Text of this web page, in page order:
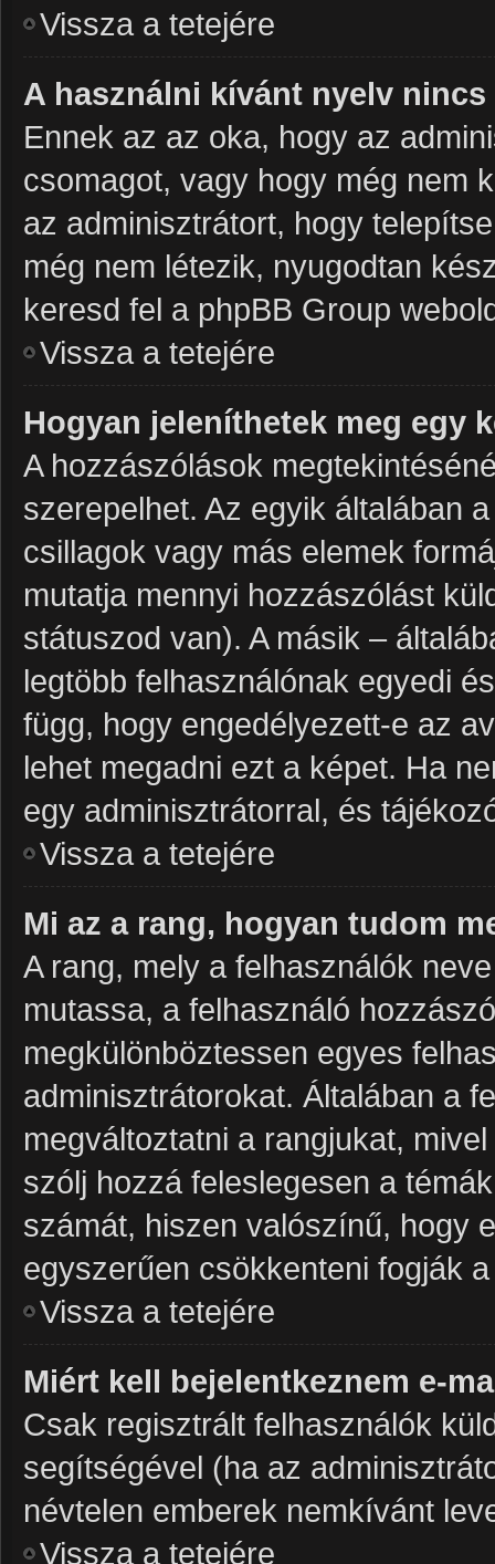
Vissza a tetejére
A használni kívánt nyelv
Ennek az az oka, hogy az
csomagot, vagy hogy még nem
az adminisztrátort, hogy
még nem létezik, nyugodtan
keresd fel a phpBB Group
Vissza a tetejére
Hogyan jeleníthetek meg egy
A hozzászólások
szerepelhet. Az egyik általában
csillagok vagy más elemek
mutatja mennyi hozzászólást
státuszod van). A másik –
legtöbb felhasználónak egyedi
függ, hogy engedélyezett-e az
lehet megadni ezt a képet. Ha
egy adminisztrátorral, és
Vissza a tetejére
Mi az a rang, hogyan tudom
A rang, mely a felhasználók
mutassa, a felhasználó
megkülönböztessen egyes
adminisztrátorokat. Általában a
megváltoztatni a rangjukat,
szólj hozzá feleslegesen a
számát, hiszen valószínű, hogy
egyszerűen csökkenteni fogják
Vissza a tetejére
Miért kell bejelentkeznem e-
Csak regisztrált felhasználók
segítségével (ha az
névtelen emberek nemkívánt
Vissza a tetejére